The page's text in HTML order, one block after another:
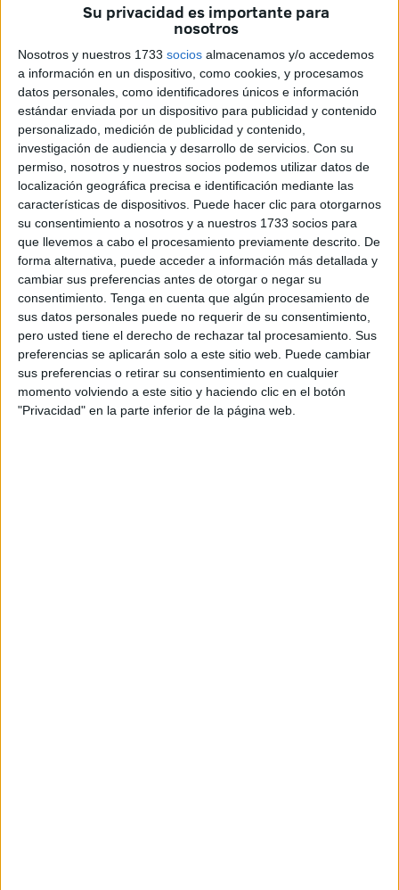
Su privacidad es importante para
nosotros
Nosotros y nuestros 1733 socios almacenamos y/o accedemos
a información en un dispositivo, como cookies, y procesamos
datos personales, como identificadores únicos e información
estándar enviada por un dispositivo para publicidad y contenido
personalizado, medición de publicidad y contenido,
investigación de audiencia y desarrollo de servicios. Con su
permiso, nosotros y nuestros socios podemos utilizar datos de
localización geográfica precisa e identificación mediante las
características de dispositivos. Puede hacer clic para otorgarnos
su consentimiento a nosotros y a nuestros 1733 socios para
que llevemos a cabo el procesamiento previamente descrito. De
forma alternativa, puede acceder a información más detallada y
cambiar sus preferencias antes de otorgar o negar su
consentimiento. Tenga en cuenta que algún procesamiento de
sus datos personales puede no requerir de su consentimiento,
pero usted tiene el derecho de rechazar tal procesamiento. Sus
preferencias se aplicarán solo a este sitio web. Puede cambiar
sus preferencias o retirar su consentimiento en cualquier
momento volviendo a este sitio y haciendo clic en el botón
"Privacidad" en la parte inferior de la página web.
Además, haydos tortugas hembras, una con
dimensiones menores; y otra de unos70 kilos.
Afortunadamente, debemos destacar el éxito alcanzado
respecto altraslado de instalaciones, una cuestión que
acercándose la época estival era toda una incógnita,
ocasionando una gran preocupación en quienes dedican
su tiempo a este servicio.
Buenas noticias
“Estas dos naves son mías, son de trabajo, y la que tenía
allí, que está cerrada, es más pequeñita y no se podía